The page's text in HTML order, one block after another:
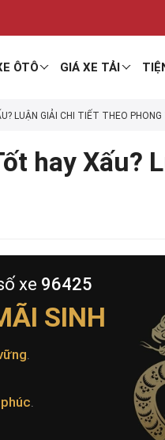
ÔTÔ GIÁ XE TẢI
LUẬN GIẢI CHI TIẾT THEO PHONG
hay
xe 96425
SINH
.
.